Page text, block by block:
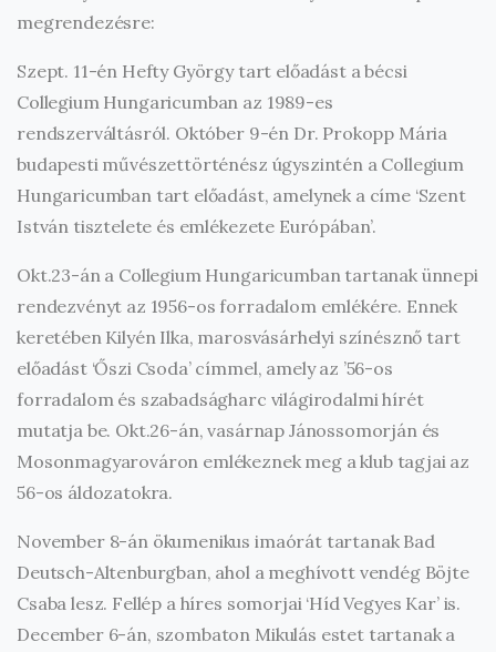
megrendezésre:
Szept. 11-én Hefty György tart előadást a bécsi
Collegium Hungaricumban az 1989-es
rendszerváltásról. Október 9-én Dr. Prokopp Mária
budapesti művészettörténész úgyszintén a Collegium
Hungaricumban tart előadást, amelynek a címe ‘Szent
István tisztelete és emlékezete Európában’.
Okt.23-án a Collegium Hungaricumban tartanak ünnepi
rendezvényt az 1956-os forradalom emlékére. Ennek
keretében Kilyén Ilka, marosvásárhelyi színésznő tart
előadást ‘Őszi Csoda’ címmel, amely az ’56-os
forradalom és szabadságharc világirodalmi hírét
mutatja be. Okt.26-án, vasárnap Jánossomorján és
Mosonmagyarováron emlékeznek meg a klub tagjai az
56-os áldozatokra.
November 8-án ökumenikus imaórát tartanak Bad
Deutsch-Altenburgban, ahol a meghívott vendég Böjte
Csaba lesz. Fellép a híres somorjai ‘Híd Vegyes Kar’ is.
December 6-án, szombaton Mikulás estet tartanak a